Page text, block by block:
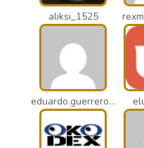
aliksi_1525
eduardo.guerrero_pto